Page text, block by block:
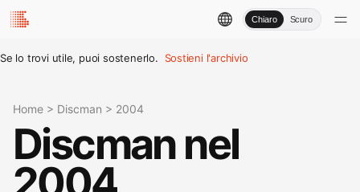
Chiaro Scuro
Se lo trovi utile, puoi sostenerlo. Sostieni l'archivio
Home > Discman > 2004
Discman nel